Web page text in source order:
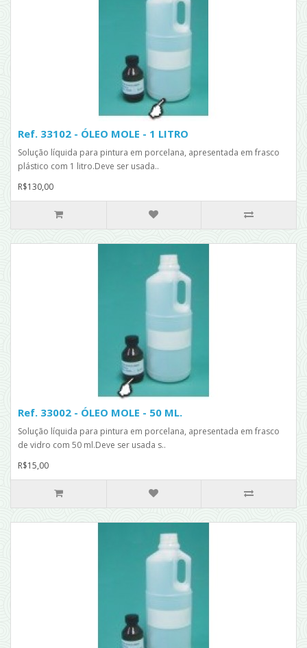
Ref. 33102 - ÓLEO MOLE - 1 LITRO
Solução líquida para pintura em porcelana, apresentada em frasco
plástico com 1 litro.Deve ser usada..
R$130,00
Ref. 33002 - ÓLEO MOLE - 50 ML.
Solução líquida para pintura em porcelana, apresentada em frasco
de vidro com 50 ml.Deve ser usada s..
R$15,00